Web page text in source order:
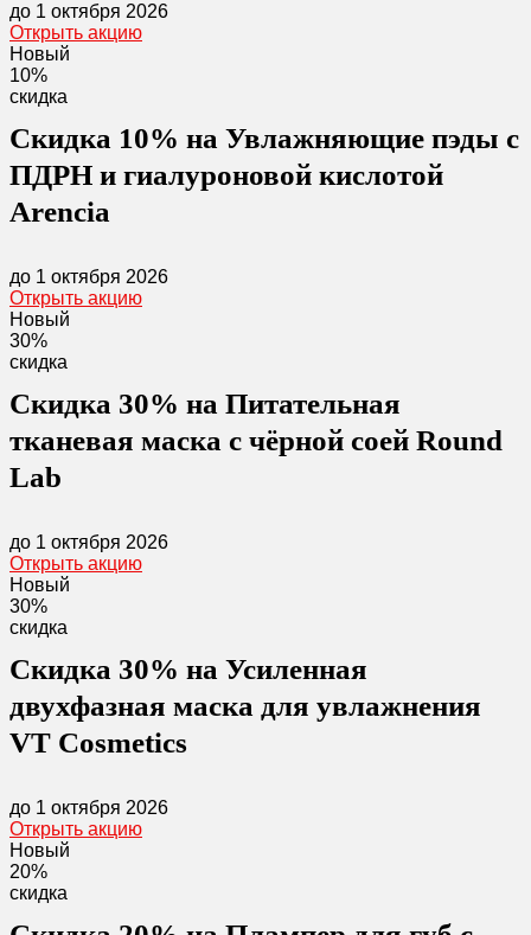
до 1 октября 2026
Открыть акцию
Новый
10%
скидка
Скидка 10% на Увлажняющие пэды с
ПДРН и гиалуроновой кислотой
Arencia
до 1 октября 2026
Открыть акцию
Новый
30%
скидка
Скидка 30% на Питательная
тканевая маска с чёрной соей Round
Lab
до 1 октября 2026
Открыть акцию
Новый
30%
скидка
Скидка 30% на Усиленная
двухфазная маска для увлажнения
VT Cosmetics
до 1 октября 2026
Открыть акцию
Новый
20%
скидка